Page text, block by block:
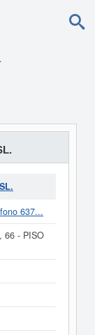
637...
66 - PISO